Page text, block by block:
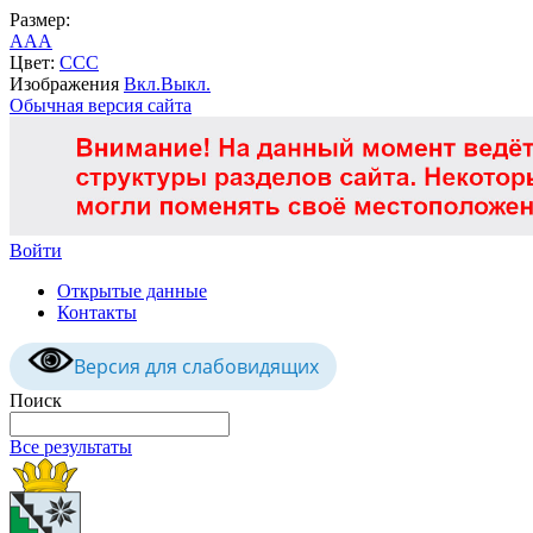
Размер:
AAA
Цвет: CCC
Изображения Вкл.Выкл.
Обычная версия сайта
Войти
Открытые данные
Контакты
Версия для слабовидящих
Поиск
Все результаты